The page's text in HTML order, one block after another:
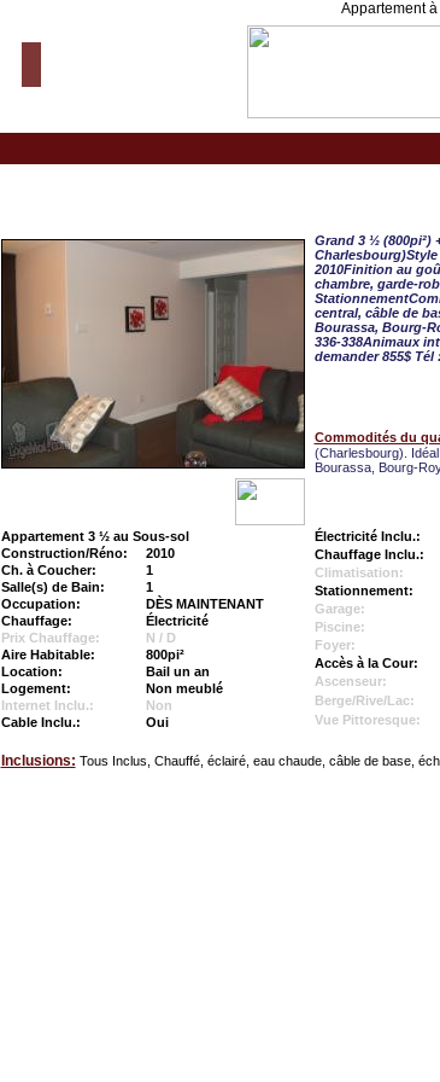
Appartement
Grand 3 ½ (800pi²)
2010Finition au
chambre, garde-
central, câble de
Bourassa, Bourg-
336-338Animaux
demander 855$ Tél
Commodités du
(Charlesbourg).
Bourassa, Bourg-
Appartement 3 ½ au Sous-sol
Construction/Réno:
2010
Ch. à Coucher:
1
Salle(s) de Bain:
1
Occupation:
DÈS MAINTENANT
Chauffage:
Électricité
Prix Chauffage:
N / D
Aire Habitable:
800pi²
Location:
Bail un an
Logement:
Non meublé
Internet Inclu.:
Non
Cable Inclu.:
Oui
Électricité Inclu.:
Chauffage Inclu.:
Climatisation:
Stationnement:
Garage:
Piscine:
Foyer:
Accès à la Cour:
Ascenseur:
Berge/Rive/Lac:
Vue Pittoresque:
Inclusions: Tous Inclus, Chauffé, éclairé, eau chaude, câble de base,